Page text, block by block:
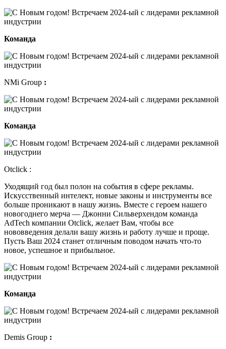
Команда
NMi Group :
Команда
Otclick :
Уходящий год был полон на события в сфере рекламы.
Искусственный интелект, новые законы и инструменты все
больше проникают в нашу жизнь. Вместе с героем нашего
новогоднего мерча — Джонни Сильверхендом команда
AdTech компании Otclick, желает Вам, чтобы все
нововведения делали вашу жизнь и работу лучше и проще.
Пусть Ваш 2024 станет отличным поводом начать что-то
новое, успешное и прибыльное.
Команда
Demis Group :